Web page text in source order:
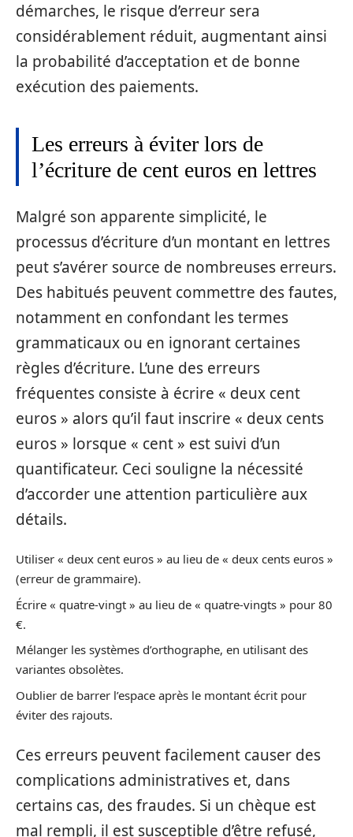
démarches, le risque d’erreur sera
considérablement réduit, augmentant ainsi
la probabilité d’acceptation et de bonne
exécution des paiements.
Les erreurs à éviter lors de
l’écriture de cent euros en lettres
Malgré son apparente simplicité, le
processus d’écriture d’un montant en lettres
peut s’avérer source de nombreuses erreurs.
Des habitués peuvent commettre des fautes,
notamment en confondant les termes
grammaticaux ou en ignorant certaines
règles d’écriture. L’une des erreurs
fréquentes consiste à écrire « deux cent
euros » alors qu’il faut inscrire « deux cents
euros » lorsque « cent » est suivi d’un
quantificateur. Ceci souligne la nécessité
d’accorder une attention particulière aux
détails.
Utiliser « deux cent euros » au lieu de « deux cents euros »
(erreur de grammaire).
Écrire « quatre-vingt » au lieu de « quatre-vingts » pour 80
€.
Mélanger les systèmes d’orthographe, en utilisant des
variantes obsolètes.
Oublier de barrer l’espace après le montant écrit pour
éviter des rajouts.
Ces erreurs peuvent facilement causer des
complications administratives et, dans
certains cas, des fraudes. Si un chèque est
mal rempli, il est susceptible d’être refusé,